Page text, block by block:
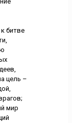
битве
цель –
мир